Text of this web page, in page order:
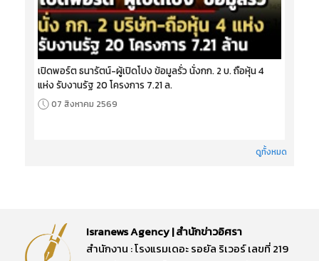
เปิดพอร์ต ธนารัตน์-ผู้เปิดโปง ข้อมูลรั่ว นั่งกก. 2 บ. ถือหุ้น 4
แห่ง รับงานรัฐ 20 โครงการ 7.21 ล.
07 สิงหาคม 2569
ดูทั้งหมด
Isranews Agency | สำนักข่าวอิศรา
สำนักงาน : โรงแรมเดอะ รอยัล ริเวอร์ เลขที่ 219